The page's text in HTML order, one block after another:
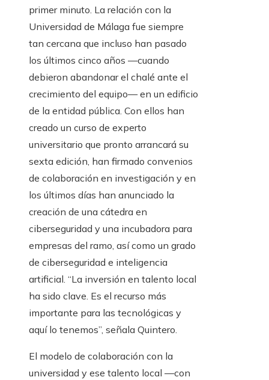
primer minuto. La relación con la
Universidad de Málaga fue siempre
tan cercana que incluso han pasado
los últimos cinco años —cuando
debieron abandonar el chalé ante el
crecimiento del equipo— en un edificio
de la entidad pública. Con ellos han
creado un curso de experto
universitario que pronto arrancará su
sexta edición, han firmado convenios
de colaboración en investigación y en
los últimos días han anunciado la
creación de una cátedra en
ciberseguridad y una incubadora para
empresas del ramo, así como un grado
de ciberseguridad e inteligencia
artificial. “La inversión en talento local
ha sido clave. Es el recurso más
importante para las tecnológicas y
aquí lo tenemos”, señala Quintero.
El modelo de colaboración con la
universidad y ese talento local —con